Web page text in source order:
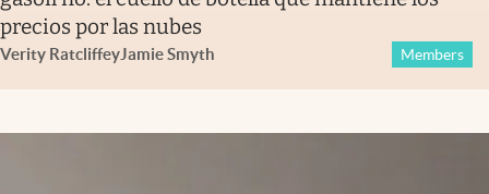
precios por las nubes
Verity RatcliffeyJamie Smyth Members